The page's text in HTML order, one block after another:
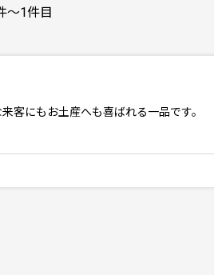
～1件目
客にもお土産へも喜ばれる一品です。